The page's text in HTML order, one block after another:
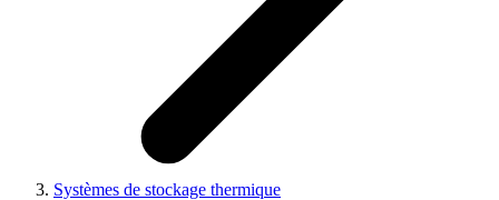
Systèmes de stockage thermique